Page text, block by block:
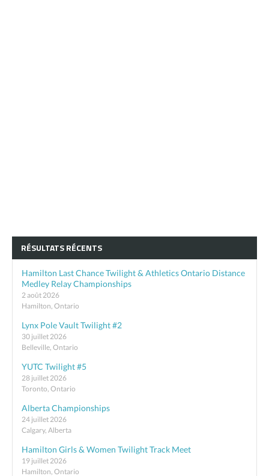
RÉSULTATS RÉCENTS
Hamilton Last Chance Twilight & Athletics Ontario Distance
Medley Relay Championships
2 août 2026
Hamilton, Ontario
Lynx Pole Vault Twilight #2
30 juillet 2026
Belleville, Ontario
YUTC Twilight #5
28 juillet 2026
Toronto, Ontario
Alberta Championships
24 juillet 2026
Calgary, Alberta
Hamilton Girls & Women Twilight Track Meet
19 juillet 2026
Hamilton, Ontario